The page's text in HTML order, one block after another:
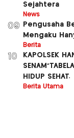
Sejahtera
News
09
Pengusaha
Mengaku
Berita
10
KAPOLSEK
HIDUP SEHAT.
Berita Utama